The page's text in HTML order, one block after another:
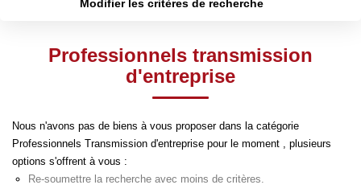
CONTACT
ESTIMATION
BIENS VENDUS
Modifier les critères de recherche
Budget max
Professionnels transmission
d'entreprise
Nous n'avons pas de biens à vous proposer dans la catégorie
Professionnels Transmission d'entreprise pour le moment , plusieurs
options s'offrent à vous :
Re-soumettre la recherche avec moins de critères.